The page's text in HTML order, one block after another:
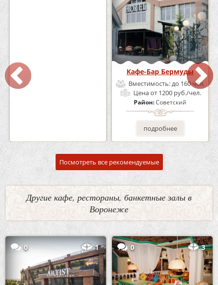
Кафе «Шишка»
Вместимость:
Кафе-Бар Бермуды
Вместимость:до 160 чел.
Ценаот 1200 руб./чел.
Район:Советский
подробнее
Посмотреть все рекомендуемые
Другие кафе, рестораны, банкетные залы в
Воронеже
0 1 0 3